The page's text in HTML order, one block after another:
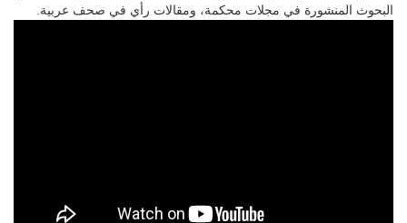
البحوث المنشورة في مجلات محكمة، ومقالات رأي في صحف عربية.